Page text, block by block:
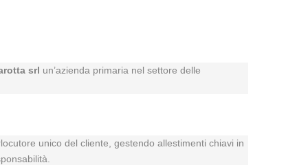
srl un’azienda primaria nel settore delle
unico del cliente, gestendo allestimenti chiavi in